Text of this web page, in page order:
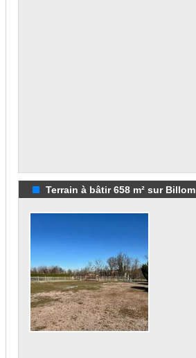
Terrain à bâtir 658 m² sur Billom